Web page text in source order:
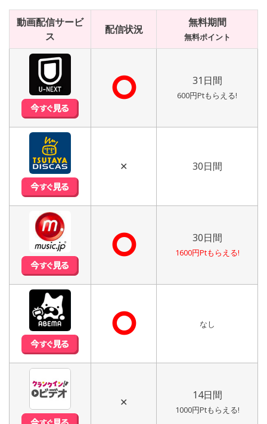
動画配信サービ
ス
配信状況
無料期間
無料ポイント
⭘ 31日間
600円Ptもらえる!
✕ 30日間
⭘ 30日間
1600円Ptもらえる!
⭘ なし
✕
14日間
1000円Ptもらえる!